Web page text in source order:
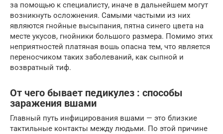
за помощью к специалисту, иначе в дальнейшем могут
возникнуть осложнения. Самыми частыми из них
являются гнойные высыпания, пятна синего цвета на
месте укусов, гнойники большого размера. Помимо этих
неприятностей платяная вошь опасна тем, что является
переносчиком таких заболеваний, как сыпной и
возвратный тиф.
От чего бывает педикулез : способы
заражения вшами
Главный путь инфицирования вшами — это близкие
тактильные контакты между людьми. По этой причине